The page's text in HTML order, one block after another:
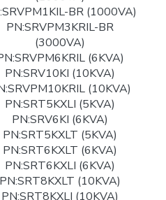
BR (1000VA)
PN:SRVPM3KRIL-BR
(3000VA)
(6KVA)
PN:SRV10KI (10KVA)
(10KVA)
PN:SRT5KXLI (5KVA)
PN:SRV6KI (6KVA)
PN:SRT5KXLT (5KVA)
PN:SRT6KXLT (6KVA)
PN:SRT6KXLI (6KVA)
PN:SRT8KXLT (10KVA)
PN:SRT8KXLI (10KVA)